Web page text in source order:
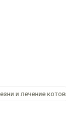
и лечение котов